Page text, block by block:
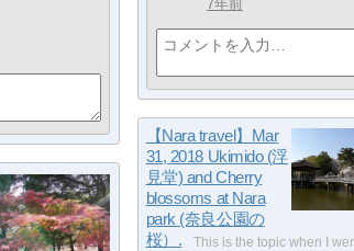
7年前
【Nara travel】Mar
31, 2018 Ukimido (浮
見堂) and Cherry
blossoms at Nara
park (奈良公園の
桜）.
This is the topic when I